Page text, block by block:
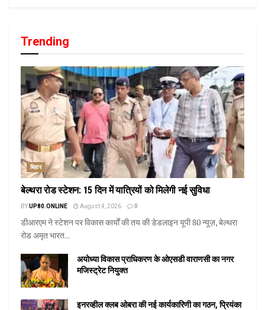
Trending
बिहार
बेल्थरा रोड स्टेशन: 15 दिन में यात्रियों को मिलेगी नई सुविधा
BYUP80.ONLINE August 4, 2026 0
डीआरएम ने स्टेशन पर विकास कार्यों की तय की डेडलाइन यूपी 80 न्यूज़, बेल्थरा
रोड अमृत भारत...
अयोध्या विकास प्राधिकरण के ओएसडी वाराणसी का नगर
मजिस्ट्रेट नियुक्त
इनरव्हील क्लब ओबरा की नई कार्यकारिणी का गठन, प्रियंका